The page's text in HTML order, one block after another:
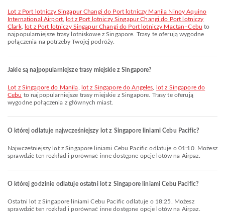
lot z Port lotniczy Singapur Changi do Port lotniczy Manila Ninoy Aquino
International Airport,
lot z Port lotniczy Singapur Changi do Port lotniczy
Clark, lot z Port lotniczy Singapur Changi do Port lotniczy Mactan–Cebu to
najpopularniejsze trasy lotniskowe z Singapore. Trasy te oferują wygodne
połączenia na potrzeby Twojej podróży.
Jakie są najpopularniejsze trasy miejskie z Singapore?
lot z Singapore do Manila lot z Singapore do Angeles
lot z Singapore do
Cebu to najpopularniejsze trasy miejskie z Singapore. Trasy te oferują
wygodne połączenia z głównych miast.
O której odlatuje najwcześniejszy lot z Singapore liniami Cebu Pacific?
Najwcześniejszy lot z Singapore liniami Cebu Pacific odlatuje o 01:10. Możesz
sprawdzić ten rozkład i porównać inne dostępne opcje lotów na Airpaz.
O której godzinie odlatuje ostatni lot z Singapore liniami Cebu Pacific?
Ostatni lot z Singapore liniami Cebu Pacific odlatuje o 18:25. Możesz
sprawdzić ten rozkład i porównać inne dostępne opcje lotów na Airpaz.